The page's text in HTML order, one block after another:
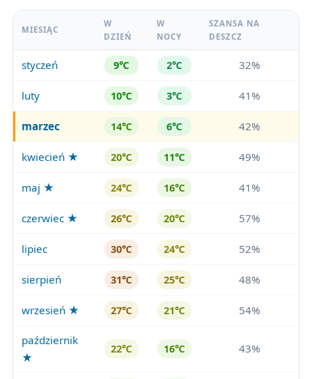
MIESIĄC
W
DZIEŃ
W
NOCY
SZANSA NA
DESZCZ
styczeń 9℃ 2℃ 32%
luty 10℃ 3℃ 41%
marzec 14℃ 6℃ 42%
kwiecień ★ 20℃ 11℃ 49%
maj ★ 24℃ 16℃ 41%
czerwiec ★ 26℃ 20℃ 57%
lipiec 30℃ 24℃ 52%
sierpień 31℃ 25℃ 48%
wrzesień ★ 27℃ 21℃ 54%
październik
★
22℃ 16℃ 43%